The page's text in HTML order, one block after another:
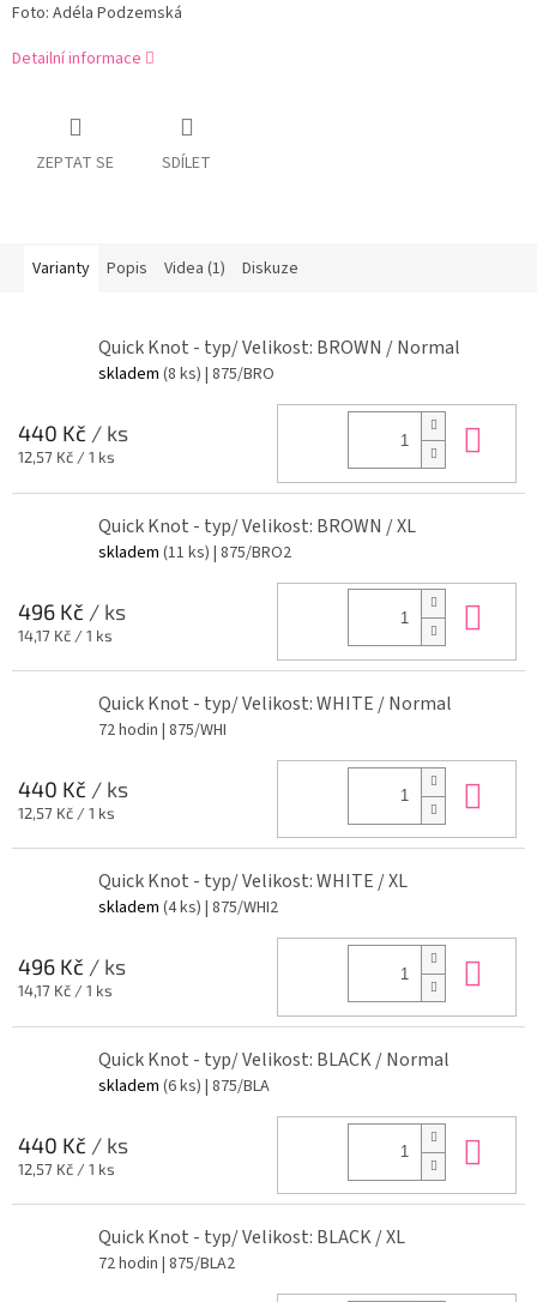
Foto: Adéla Podzemská
Detailní informace
ZEPTAT SE SDÍLET
Varianty Popis Videa (1) Diskuze
Quick Knot - typ/ Velikost: BROWN / Normal
skladem (8 ks) | 875/BRO
440 Kč / ks
Měrná
12,57 Kč / 1 ks
Quick Knot - typ/ Velikost: BROWN / XL
skladem (11 ks) | 875/BRO2
496 Kč / ks
Měrná
14,17 Kč / 1 ks
Quick Knot - typ/ Velikost: WHITE / Normal
72 hodin | 875/WHI
440 Kč / ks
Měrná
12,57 Kč / 1 ks
Quick Knot - typ/ Velikost: WHITE / XL
skladem (4 ks) | 875/WHI2
496 Kč / ks
Měrná
14,17 Kč / 1 ks
Quick Knot - typ/ Velikost: BLACK / Normal
skladem (6 ks) | 875/BLA
440 Kč / ks
Měrná
12,57 Kč / 1 ks
Quick Knot - typ/ Velikost: BLACK / XL
72 hodin | 875/BLA2